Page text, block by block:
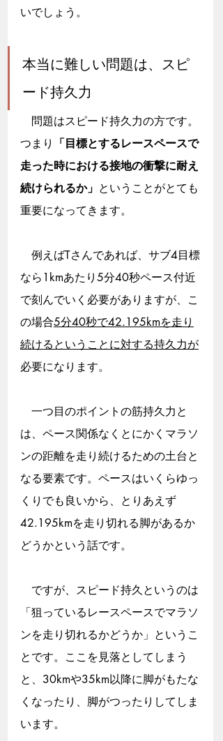
いでしょう。
本当に難しい問題は、スピ
ード持久力
問題はスピード持久力の方です。
つまり
「目標とするレースペースで
走った時における接地の衝撃に耐え
続けられるか」 ということがとても
重要になってきます。
例えばTさんであれば、サブ4目標
なら1kmあたり5分40秒ペース付近
で刻んでいく必要がありますが、こ
の場合5分40秒で42.195kmを走り
続けるということに対する持久力が
必要になります。
一つ目のポイントの筋持久力と
は、ペース関係なくとにかくマラソ
ンの距離を走り続けるための土台と
なる要素です。ペースはいくらゆっ
くりでも良いから、とりあえず
42.195kmを走り切れる脚があるか
どうかという話です。
ですが、スピード持久というのは
「狙っているレースペースでマラソ
ンを走り切れるかどうか」というこ
とです。ここを見落としてしまう
と、30kmや35km以降に脚がもたな
くなったり、脚がつったりしてしま
います。